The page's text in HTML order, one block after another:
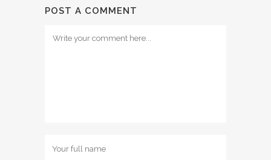
POST A COMMENT